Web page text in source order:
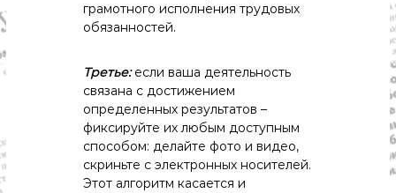
грамотного исполнения трудовых
обязанностей.
Третье:если ваша деятельность
связана с достижением
определенных результатов –
фиксируйте их любым доступным
способом: делайте фото и видео,
скриньте с электронных носителей.
Этот алгоритм касается и